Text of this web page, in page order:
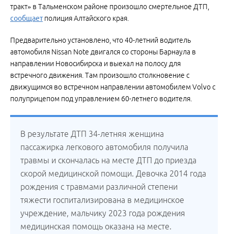
тракт» в Тальменском районе произошло смертельное ДТП,
сообщаетполиция Алтайского края.
Предварительно установлено, что 40-летний водитель
автомобиля Nissan Note двигался со стороны Барнаула в
направлении Новосибирска и выехал на полосу для
встречного движения. Там произошло столкновение с
движущимся во встречном направлении автомобилем Volvo с
полуприцепом под управлением 60-летнего водителя.
В результате ДТП 34-летняя женщина
пассажирка легкового автомобиля получила
травмы и скончалась на месте ДТП до приезда
скорой медицинской помощи. Девочка 2014 года
рождения с травмами различной степени
тяжести госпитализирована в медицинское
учреждение, мальчику 2023 года рождения
медицинская помощь оказана на месте.